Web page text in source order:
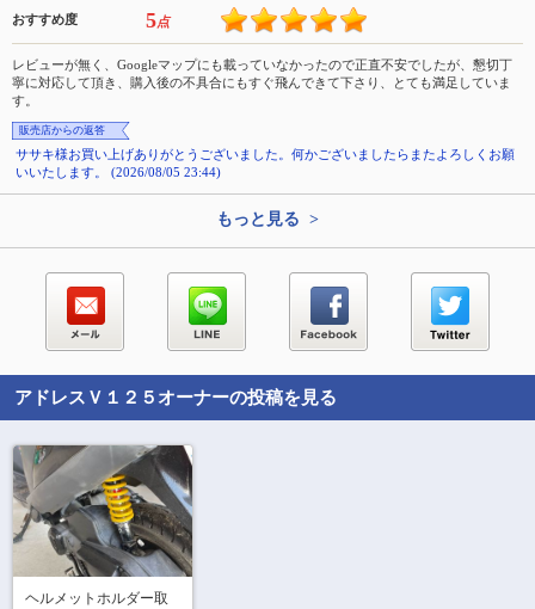
おすすめ度 5点
レビューが無く、Googleマップにも載っていなかったので正直不安でしたが、懇切丁
寧に対応して頂き、購入後の不具合にもすぐ飛んできて下さり、とても満足していま
す。
販売店からの返答
ササキ様お買い上げありがとうございました。何かございましたらまたよろしくお願
いいたします。 (2026/08/05 23:44)
もっと見る >
アドレスＶ１２５ オーナーの投稿を見る
ヘルメットホルダー取